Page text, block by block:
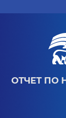
ОТЧЕТ ПО